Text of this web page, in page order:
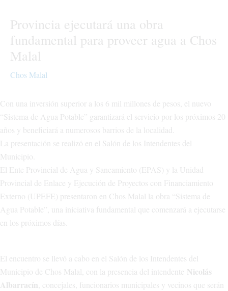
Provincia ejecutará una obra
fundamental para proveer agua a Chos
Malal
Chos Malal
Con una inversión superior a los 6 mil millones de pesos, el nuevo
“Sistema de Agua Potable” garantizará el servicio por los próximos 20
años y beneficiará a numerosos barrios de la localidad.
La presentación se realizó en el Salón de los Intendentes del
Municipio.
El Ente Provincial de Agua y Saneamiento (EPAS) y la Unidad
Provincial de Enlace y Ejecución de Proyectos con Financiamiento
Externo (UPEFE) presentaron en Chos Malal la obra “Sistema de
Agua Potable”, una iniciativa fundamental que comenzará a ejecutarse
en los próximos días.
El encuentro se llevó a cabo en el Salón de los Intendentes del
Municipio de Chos Malal, con la presencia del intendente Nicolás
Albarracín , concejales, funcionarios municipales y vecinos que serán